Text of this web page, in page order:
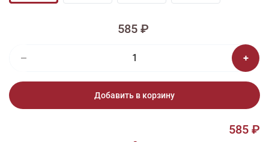
585 ₽
Добавить в корзину
585 ₽